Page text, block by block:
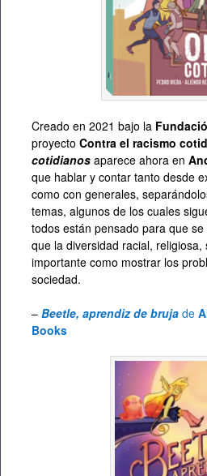
Creado en 2021 bajo la
proyecto Contra el racismo
cotidianos aparece ahora en
que hablar y contar tanto desde
como con generales,
temas, algunos de los cuales
todos están pensado para que
que la diversidad racial,
importante como mostrar los
sociedad.
– Beetle, aprendiz de bruja de
Books